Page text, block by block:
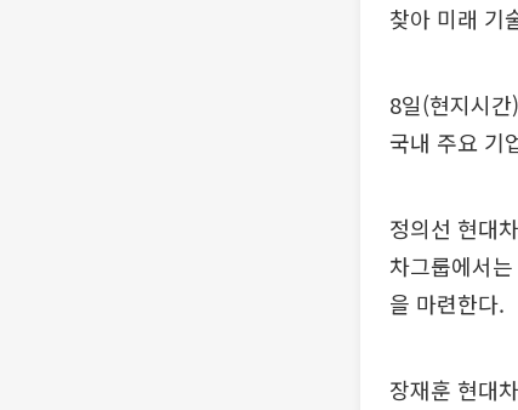
찾아 미래 기
8일(현지시
국내 주요 기
정의선 현대
차그룹에서
을 마련한다.
장재훈 현대